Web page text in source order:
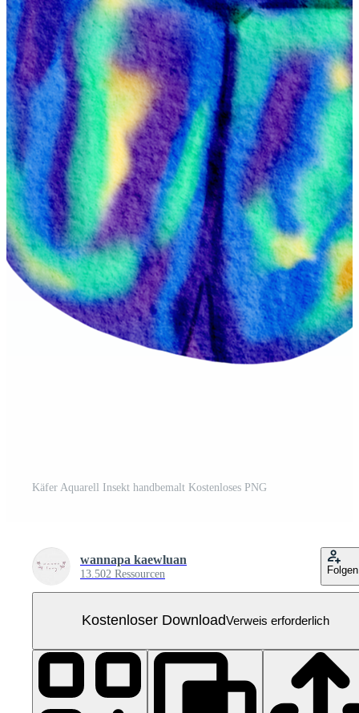
Käfer Aquarell Insekt handbemalt Kostenloses PNG
wannapa kaewluan
13.502 Ressourcen Folgen
Kostenloser DownloadVerweis erforderlich